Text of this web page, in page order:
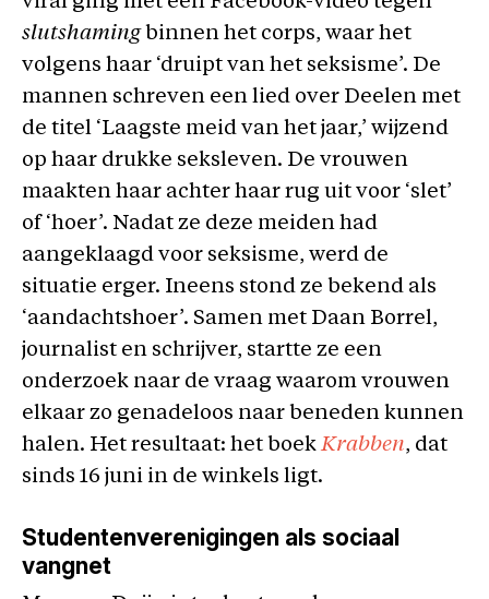
slutshamingbinnen het corps, waar het
volgens haar ‘druipt van het seksisme’. De
mannen schreven een lied over Deelen met
de titel ‘Laagste meid van het jaar,’ wijzend
op haar drukke seksleven. De vrouwen
maakten haar achter haar rug uit voor ‘slet’
of ‘hoer’. Nadat ze deze meiden had
aangeklaagd voor seksisme, werd de
situatie erger. Ineens stond ze bekend als
‘aandachtshoer’. Samen met Daan Borrel,
journalist en schrijver, startte ze een
onderzoek naar de vraag waarom vrouwen
elkaar zo genadeloos naar beneden kunnen
halen. Het resultaat: het boek Krabben, dat
sinds 16 juni in de winkels ligt.
Studentenverenigingen als sociaal
vangnet